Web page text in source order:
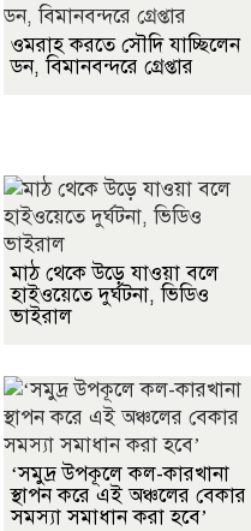
ওমরাহ করতে সৌদি যাচ্ছিলেন
ডন, বিমানবন্দরে গ্রেপ্তার
মাঠ থেকে উড়ে যাওয়া বলে
হাইওয়েতে দুর্ঘটনা, ভিডিও
ভাইরাল
‘সমুদ্র উপকূলে কল-কারখানা
স্থাপন করে এই অঞ্চলের বেকার
সমস্যা সমাধান করা হবে’